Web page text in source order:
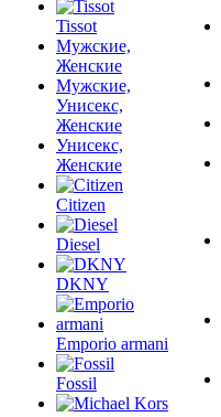
Tissot
Мужские,
Женские
Мужские,
Унисекс,
Женские
Унисекс,
Женские
Citizen
Diesel
DKNY
Emporio armani
Fossil